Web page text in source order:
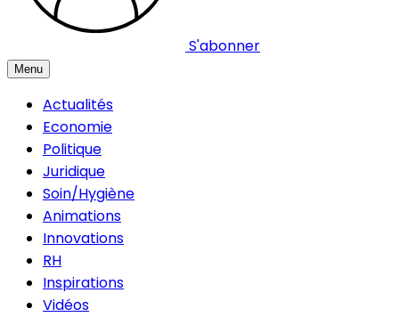
S'abonner
Menu
Actualités
Economie
Politique
Juridique
Soin/Hygiène
Animations
Innovations
RH
Inspirations
Vidéos